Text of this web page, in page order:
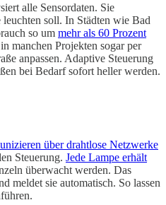
alle Sensordaten. Sie
soll. In Städten wie Bad
so um mehr als 60 Prozent
manchen Projekten sogar per
anpassen. Adaptive Steuerung
bei Bedarf sofort heller werden.
über drahtlose Netzwerke
Steuerung. Jede Lampe erhält
überwacht werden. Das
meldet sie automatisch. So lassen